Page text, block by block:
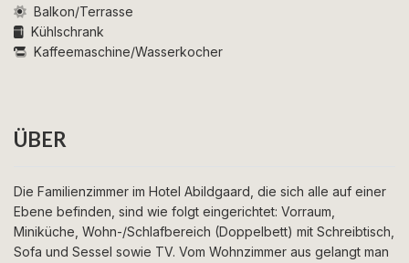
Balkon/Terrasse
Kühlschrank
Kaffeemaschine/Wasserkocher
ÜBER
Die Familienzimmer im Hotel Abildgaard, die sich alle auf einer
Ebene befinden, sind wie folgt eingerichtet: Vorraum,
Miniküche, Wohn-/Schlafbereich (Doppelbett) mit Schreibtisch,
Sofa und Sessel sowie TV. Vom Wohnzimmer aus gelangt man